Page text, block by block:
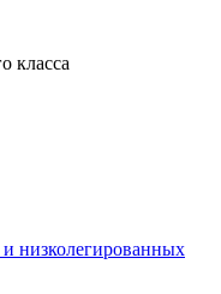
класса
низколегированных